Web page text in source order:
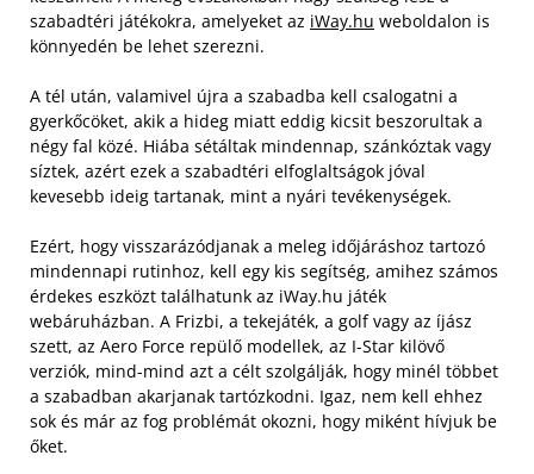
szabadtéri játékokra, amelyeket az iWay.hu weboldalon is
könnyedén be lehet szerezni.
A tél után, valamivel újra a szabadba kell csalogatni a
gyerkőcöket, akik a hideg miatt eddig kicsit beszorultak a
négy fal közé. Hiába sétáltak mindennap, szánkóztak vagy
síztek, azért ezek a szabadtéri elfoglaltságok jóval
kevesebb ideig tartanak, mint a nyári tevékenységek.
Ezért, hogy visszarázódjanak a meleg időjáráshoz tartozó
mindennapi rutinhoz, kell egy kis segítség, amihez számos
érdekes eszközt találhatunk az iWay.hu játék
webáruházban. A Frizbi, a tekejáték, a golf vagy az íjász
szett, az Aero Force repülő modellek, az I-Star kilövő
verziók, mind-mind azt a célt szolgálják, hogy minél többet
a szabadban akarjanak tartózkodni. Igaz, nem kell ehhez
sok és már az fog problémát okozni, hogy miként hívjuk be
őket.